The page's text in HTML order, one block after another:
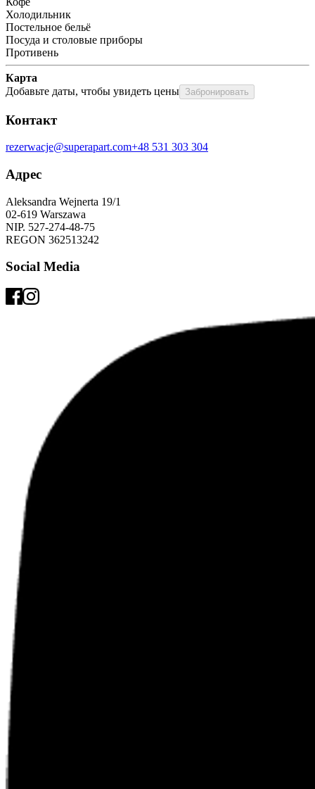
Холодильник
Постельное бельё
Посуда и столовые приборы
Противень
Карта
Добавьте даты, чтобы увидеть цены Забронировать
Контакт
rezerwacje@superapart.com+48 531 303 304
Адрес
Aleksandra Wejnerta 19/1
02-619 Warszawa
NIP. 527-274-48-75
REGON 362513242
Social Media